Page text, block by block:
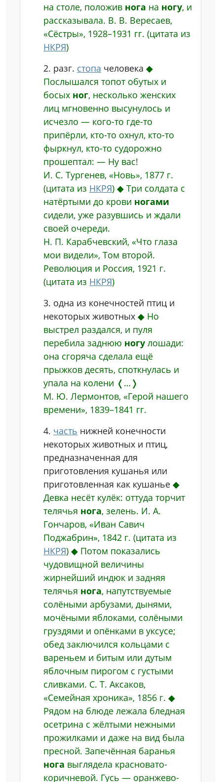
на столе, положив нога на ногу, и
рассказывала. В. В. Вересаев,
«Сёстры», 1928–1931 гг. (цитата из
НКРЯ)
2. разг. стопа человека ◆
Послышался топот обутых и
босых ног, несколько женских
лиц мгновенно высунулось и
исчезло — кого-то где-то
припёрли, кто-то охнул, кто-то
фыркнул, кто-то судорожно
прошептал: — Ну вас!
И. С. Тургенев, «Новь», 1877 г.
(цитата из НКРЯ) ◆ Три солдата с
натёртыми до крови ногами
сидели, уже разувшись и ждали
своей очереди.
Н. П. Карабчевский, «Что глаза
мои видели», Том второй.
Революция и Россия, 1921 г.
(цитата из НКРЯ)
3. одна из конечностей птиц и
некоторых животных ◆ Но
выстрел раздался, и пуля
перебила заднюю ногу лошади:
она сгоряча сделала ещё
прыжков десять, споткнулась и
упала на колени ❬…❭
М. Ю. Лермонтов, «Герой нашего
времени», 1839–1841 гг.
4. часть нижней конечности
некоторых животных и птиц,
предназначенная для
приготовления кушанья или
приготовленная как кушанье ◆
Девка несёт кулёк: оттуда торчит
телячья нога, зелень. И. А.
Гончаров, «Иван Савич
Поджабрин», 1842 г. (цитата из
НКРЯ) ◆ Потом показались
чудовищной величины
жирнейший индюк и задняя
телячья нога, напутствуемые
солёными арбузами, дынями,
мочёными яблоками, солёными
груздями и опёнками в уксусе;
обед заключился кольцами с
вареньем и битым или дутым
яблочным пирогом с густыми
сливками. С. Т. Аксаков,
«Семейная хроника», 1856 г. ◆
Рядом на блюде лежала бледная
осетрина с жёлтыми нежными
прожилками и даже на вид была
пресной. Запечённая баранья
нога выглядела красновато-
коричневой. Гусь — оранжево-